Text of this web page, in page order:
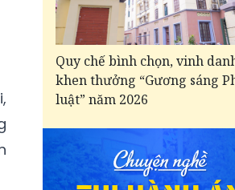
Quy chế bình chọn, vinh
khen thưởng “Gương sáng
luật” năm 2026